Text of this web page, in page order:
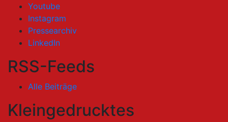
Youtube
Instagram
Pressearchiv
LinkedIn
RSS-Feeds
Alle Beiträge
Kleingedrucktes